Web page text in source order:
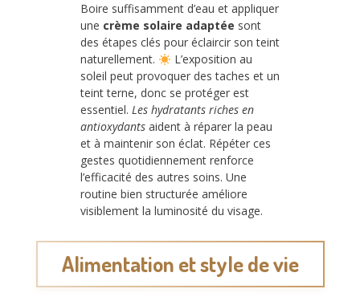
Boire suffisamment d’eau et appliquer
une crème solaire adaptée sont
des étapes clés pour éclaircir son teint
naturellement.
L’exposition au
soleil peut provoquer des taches et un
teint terne, donc se protéger est
essentiel. Les hydratants riches en
antioxydants aident à réparer la peau
et à maintenir son éclat. Répéter ces
gestes quotidiennement renforce
l’efficacité des autres soins. Une
routine bien structurée améliore
visiblement la luminosité du visage.
Alimentation et style de vie